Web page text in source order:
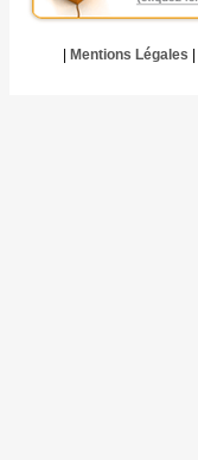
Mentions Légales